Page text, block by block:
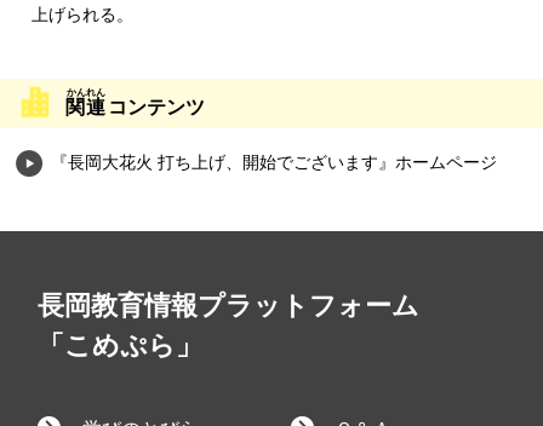
上げられる。
関連 コンテンツ
『長岡大花火 打ち上げ、開始でございます』ホームページ
長岡教育情報プラットフォーム
「こめぷら」